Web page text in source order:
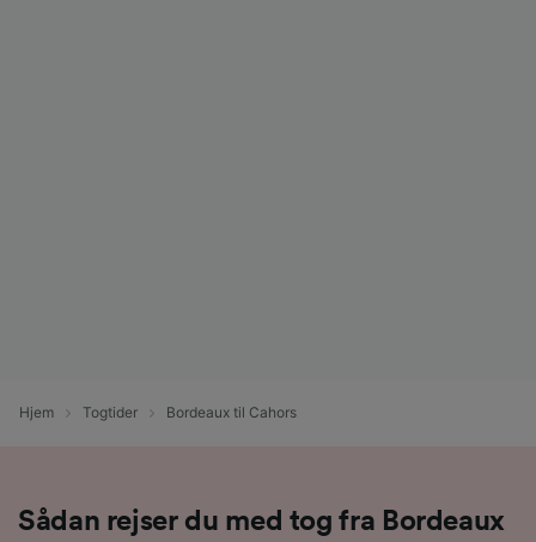
Hjem Togtider Bordeaux til Cahors
Sådan rejser du med tog fra Bordeaux